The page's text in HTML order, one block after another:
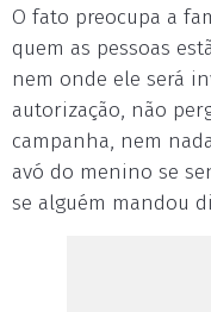
O fato preocupa a
quem as pessoas
nem onde ele será
autorização, não
campanha, nem
avó do menino se
se alguém mandou